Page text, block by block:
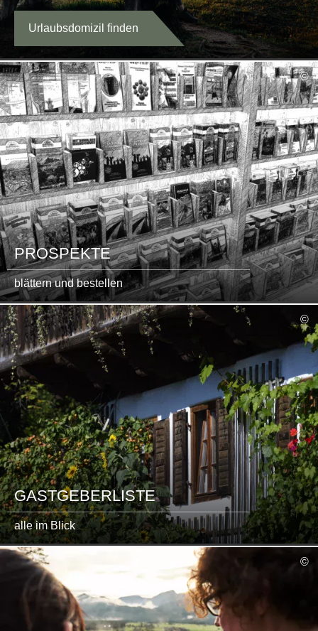
Urlaubsdomizil finden
©
PROSPEKTE
blättern und bestellen
mehr
lesen
©
GASTGEBERLISTE
alle im Blick
mehr
©